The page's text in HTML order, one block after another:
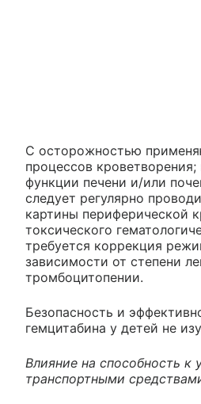
С осторожностью
процессов
функции печени и/или
следует регулярно
картины периферической
токсического
требуется коррекция
зависимости от степени
тромбоцитопении.
Безопасность и
гемцитабина у детей не
Влияние на способность к
транспортными